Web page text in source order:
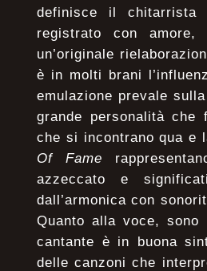
definisce il chitarrista
registrato con
un’originale
è in molti brani
emulazione prevale
grande personalità che
che si incontrano qua
Of Fame
azzeccato e
dall’armonica con
Quanto alla voce,
cantante è in buona
delle canzoni che